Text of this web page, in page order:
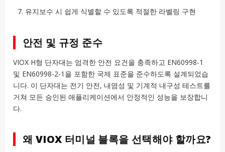
유지보수 시 쉽게 식별할 수 있도록 적절한 라벨링 구현
안전 및 규정 준수
VIOX H형 단자대는 엄격한 안전 요건을 충족하고 EN60998-1
및 EN60998-2-1을 포함한 국제 표준을 준수하도록 설계되었습
니다. 이 단자대는 전기 안전, 내염성 및 기계적 내구성 테스트를
거쳐 모든 승인된 애플리케이션에서 안정적인 성능을 보장합니
다.
왜 VIOX 터미널 블록을 선택해야 할까요?